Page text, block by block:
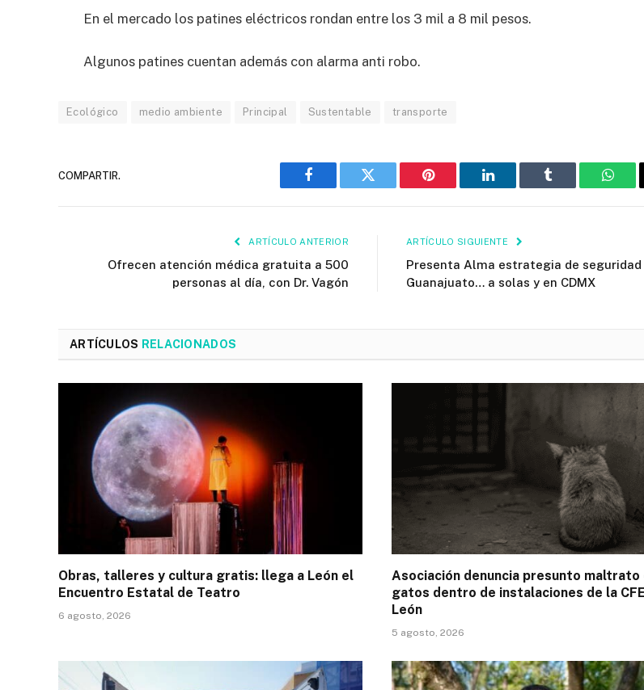
En el mercado los patines eléctricos rondan entre los 3 mil a 8 mil pesos.
Algunos patines cuentan además con alarma anti robo.
Ecológico medio ambiente Principal Sustentable transporte
COMPARTIR.
Facebook Twitter Pinterest LinkedIn Tumblr
ARTÍCULO ANTERIOR
Ofrecen atención médica gratuita a 500
personas al día, con Dr. Vagón
ARTÍCULO SIGUIENTE
Presenta Alma estrategia de seguridad
Guanajuato… a solas y en CDMX
ARTÍCULOS RELACIONADOS
Obras, talleres y cultura gratis: llega a León el
Encuentro Estatal de Teatro
6 agosto, 2026
Asociación denuncia presunto maltrato
gatos dentro de instalaciones de la
León
5 agosto, 2026